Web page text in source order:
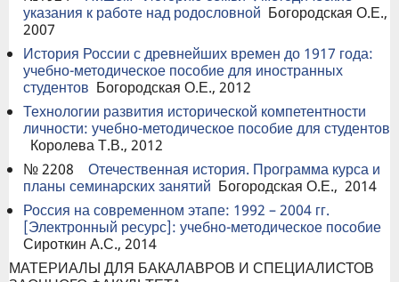
указания к работе над родословной Богородская О.Е.,
2007
История России с древнейших времен до 1917 года:
учебно-методическое пособие для иностранных
студентов Богородская О.Е., 2012
Технологии развития исторической компетентности
личности: учебно-методическое пособие для студентов
Королева Т.В., 2012
№ 2208 Отечественная история. Программа курса и
планы семинарских занятий Богородская О.Е., 2014
Россия на современном этапе: 1992 – 2004 гг.
[Электронный ресурс]: учебно-методическое пособие
Сироткин А.С., 2014
МАТЕРИАЛЫ ДЛЯ БАКАЛАВРОВ И СПЕЦИАЛИСТОВ